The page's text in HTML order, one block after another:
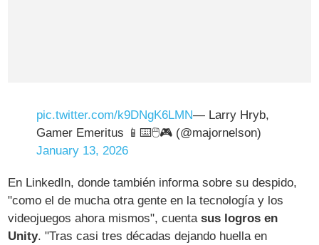
pic.twitter.com/k9DNgK6LMN— Larry Hryb,
Gamer Emeritus 📱⌨️🖱️🎮 (@majornelson)
January 13, 2026
En LinkedIn, donde también informa sobre su despido,
"como el de mucha otra gente en la tecnología y los
videojuegos ahora mismos", cuentasus logros en
Unity. "Tras casi tres décadas dejando huella en